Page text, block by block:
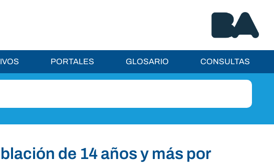
PORTALES GLOSARIO CONSULTAS
de 14 años y más por